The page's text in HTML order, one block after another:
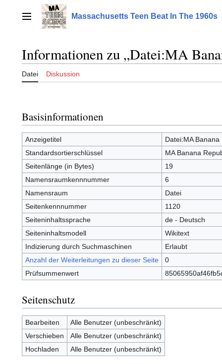
springenHauptmenü Massachusetts Teen Beat In The 1960s
Informationen zu „Datei:MA
Datei Diskussion
Basisinformationen
Anzeigetitel
Datei:MA
Standardsortierschlüssel
MA Banana
Seitenlänge (in Bytes)
19
Namensraumkennnummer
6
Namensraum
Datei
Seitenkennnummer
1120
Seiteninhaltssprache
de - Deutsch
Seiteninhaltsmodell
Wikitext
Indizierung durch Suchmaschinen
Erlaubt
Anzahl der Weiterleitungen zu dieser Seite
0
Prüfsummenwert
Seitenschutz
Bearbeiten
Alle Benutzer (unbeschränkt)
Verschieben
Alle Benutzer (unbeschränkt)
Hochladen
Alle Benutzer (unbeschränkt)